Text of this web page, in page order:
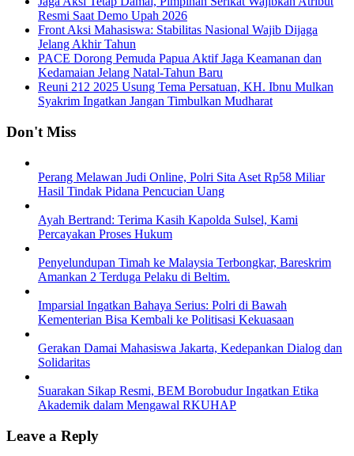
Resmi Saat Demo Upah 2026
Front Aksi Mahasiswa: Stabilitas Nasional Wajib Dijaga
Jelang Akhir Tahun
PACE Dorong Pemuda Papua Aktif Jaga Keamanan dan
Kedamaian Jelang Natal-Tahun Baru
Reuni 212 2025 Usung Tema Persatuan, KH. Ibnu Mulkan
Syakrim Ingatkan Jangan Timbulkan Mudharat
Don't Miss
Perang Melawan Judi Online, Polri Sita Aset Rp58 Miliar
Hasil Tindak Pidana Pencucian Uang
Ayah Bertrand: Terima Kasih Kapolda Sulsel, Kami
Percayakan Proses Hukum
Penyelundupan Timah ke Malaysia Terbongkar, Bareskrim
Amankan 2 Terduga Pelaku di Beltim.
Imparsial Ingatkan Bahaya Serius: Polri di Bawah
Kementerian Bisa Kembali ke Politisasi Kekuasaan
Gerakan Damai Mahasiswa Jakarta, Kedepankan Dialog dan
Solidaritas
Suarakan Sikap Resmi, BEM Borobudur Ingatkan Etika
Akademik dalam Mengawal RKUHAP
Leave a Reply